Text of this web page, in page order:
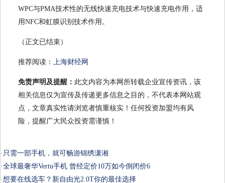
WPC与PMA技术性的无线快速充电技术与快速充电作用，适
用NFC和虹膜识别技术作用。
（正文已结束）
推荐阅读： 上海财经网
免责声明及提醒： 此文内容为本网所转载企业宣传资讯，该
相关信息仅为宣传及传递更多信息之目的，不代表本网站观
点，文章真实性请浏览者慎重核实！任何投资加盟均有风
险，提醒广大民众投资需谨慎！
· 只需一部手机，就可畅游锦绣潇湘
·全球最奢华Vertu手机 曾经定价10万如今倒闭价6
·想要在线选车？新自由光2.0T你的最佳选择